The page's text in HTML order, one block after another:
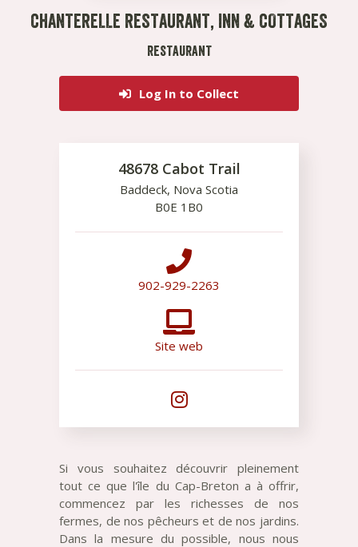
CHANTERELLE RESTAURANT, INN & COTTAGES
RESTAURANT
Log In to Collect
48678 Cabot Trail
Baddeck, Nova Scotia
B0E 1B0
902-929-2263
Site web
Si vous souhaitez découvrir pleinement
tout ce que l'île du Cap-Breton a à offrir,
commencez par les richesses de nos
fermes, de nos pêcheurs et de nos jardins.
Dans la mesure du possible, nous nous